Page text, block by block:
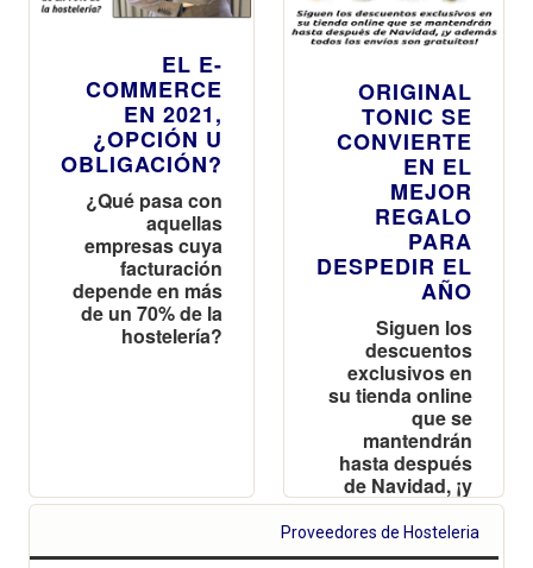
EL E-
COMMERCE
EN 2021,
¿OPCIÓN U
OBLIGACIÓN?
¿Qué pasa con
aquellas
empresas cuya
facturación
depende en más
de un 70% de la
hostelería?
ORIGINAL
TONIC SE
CONVIERTE
EN EL
MEJOR
REGALO
PARA
DESPEDIR EL
AÑO
Siguen los
descuentos
exclusivos en
su tienda online
que se
mantendrán
hasta después
de Navidad, ¡y
además todos
los envíos son
gratuitos!
Proveedores de Hosteleria